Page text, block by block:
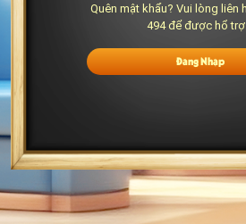
Quên mật khẩu? Vui lòng liên
494 để được hổ trợ.
Đăng Nhập